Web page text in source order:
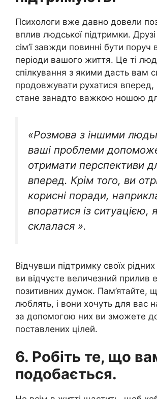
Психологи вже давно довели
вплив людської підтримки.
сім’ї завжди повинні бути поруч
періоди вашого життя. Це ті
спілкування з якими дасть вам
продовжувати рухатися вперед,
стане занадто важкою ношою
«Розмова з іншими
ваші проблеми
отримати перспективи
вперед. Крім того, ви
корисні поради,
впоратися із ситуацією,
склалася ».
Відчувши підтримку своїх
ви відчуєте величезний прилив
позитивних думок. Пам’ятайте,
люблять, і вони хочуть для вас
за допомогою них ви зможете
поставлених цілей.
6. Робіть те, що
подобається.